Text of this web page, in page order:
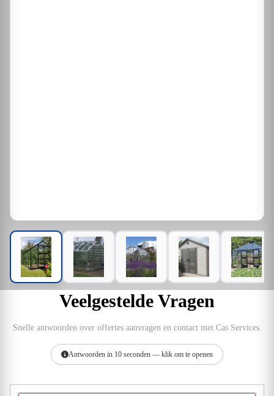
Veelgestelde Vragen
Snelle antwoorden over offertes aanvragen en contact met Cas Services.
Antwoorden in 10 seconden — klik om te openen